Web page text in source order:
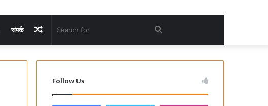
संपर्क Search
for
Random
Article
Follow Us